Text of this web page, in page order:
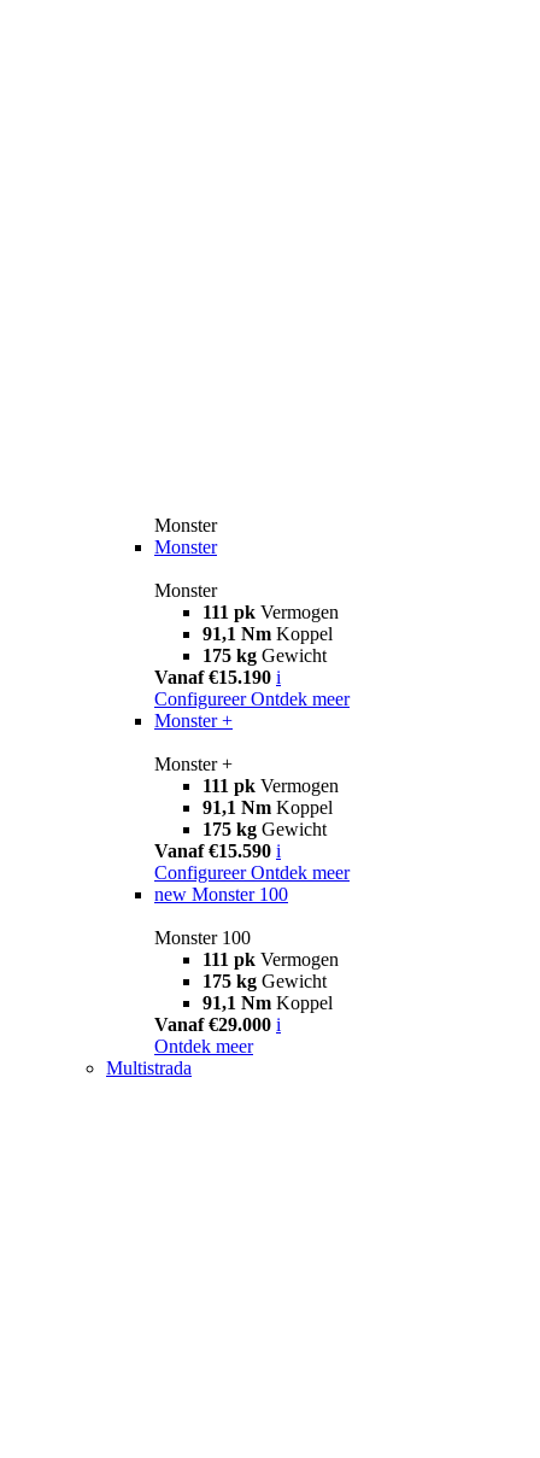
Monster
Monster
Monster
111 pk Vermogen
91,1 Nm Koppel
175 kg Gewicht
Vanaf €15.190 i
Configureer Ontdek meer
Monster +
Monster +
111 pk Vermogen
91,1 Nm Koppel
175 kg Gewicht
Vanaf €15.590 i
Configureer Ontdek meer
new Monster 100
Monster 100
111 pk Vermogen
175 kg Gewicht
91,1 Nm Koppel
Vanaf €29.000 i
Ontdek meer
Multistrada